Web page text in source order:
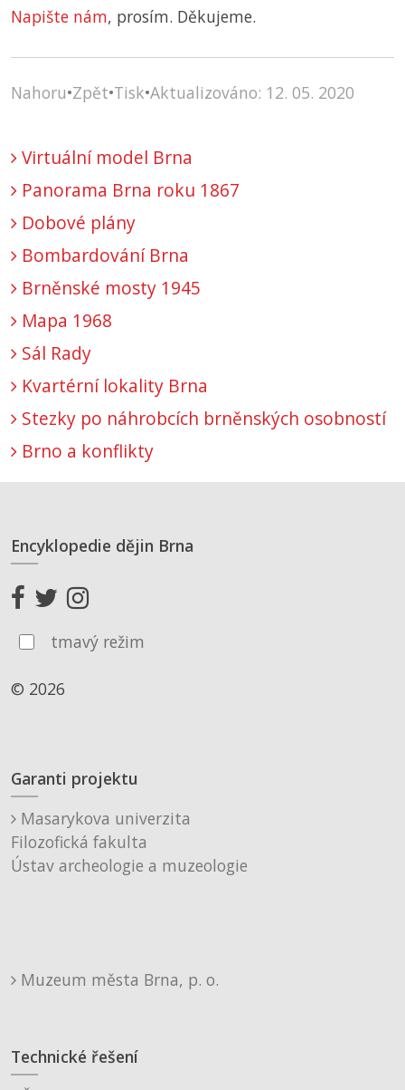
Napište nám, prosím. Děkujeme.
Nahoru•Zpět•Tisk•Aktualizováno: 12. 05. 2020
Virtuální model Brna
Panorama Brna roku 1867
Dobové plány
Bombardování Brna
Brněnské mosty 1945
Mapa 1968
Sál Rady
Kvartérní lokality Brna
Stezky po náhrobcích brněnských osobností
Brno a konflikty
Encyklopedie dějin Brna
tmavý režim
© 2026
Garanti projektu
Masarykova univerzita
Filozofická fakulta
Ústav archeologie a muzeologie
Muzeum města Brna, p. o.
Technické řešení